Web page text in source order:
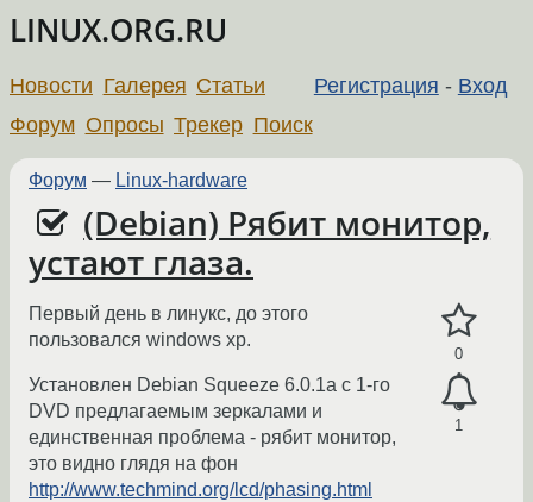
LINUX.ORG.RU
Регистрация - Вход
Новости Галерея Статьи
Форум Опросы Трекер Поиск
Форум — Linux-hardware
(Debian) Рябит монитор,
устают глаза.
0
1
Первый день в линукс, до этого
пользовался windows xp.
Установлен Debian Squeeze 6.0.1a с 1-го
DVD предлагаемым зеркалами и
единственная проблема - рябит монитор,
это видно глядя на фон
http://www.techmind.org/lcd/phasing.html